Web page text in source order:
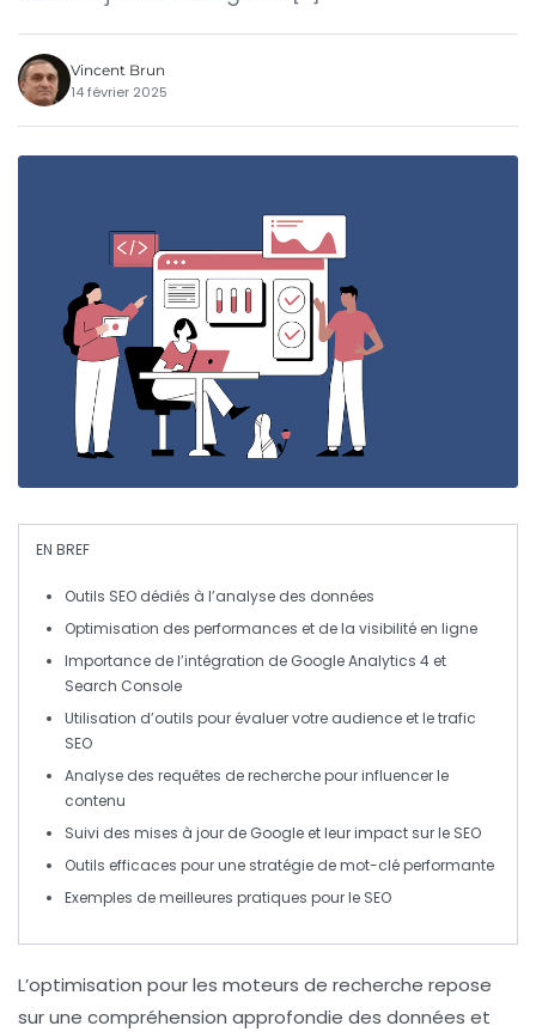
Vincent Brun
14 février 2025
EN BREF
Outils SEO dédiés à l’analyse des données
Optimisation des performances et de la visibilité en ligne
Importance de l’intégration de Google Analytics 4 et
Search Console
Utilisation d’outils pour évaluer votre audience et letrafic
SEO
Analyse des requêtes de recherchepour influencer le
contenu
Suivi des mises à jour de Google et leur impact sur le SEO
Outils efficaces pour une stratégie de mot-cléperformante
Exemples demeilleures pratiques pour le SEO
L’optimisation pour les moteurs de recherche repose
sur une compréhension approfondie des données et